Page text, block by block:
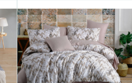
vytvára pocit dynamiky a
sviežosti, pričom farebná
kombinácia pôsobí veselým
a zároveň elegantným
dojmom. Obliečky sú ideálne
pre tých, ktorí chcú do svojej